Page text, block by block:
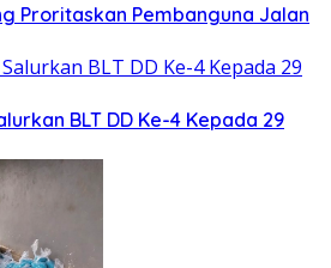
Proritaskan Pembanguna Jalan
BLT DD Ke-4 Kepada 29